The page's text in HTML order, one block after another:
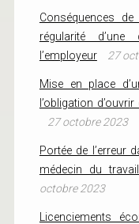
Conséquences
régularité
l’employeur
27
Mise en place
l’obligation
27 octobre 2023
Portée de l’erreur
médecin du
octobre 2023
Licenciements